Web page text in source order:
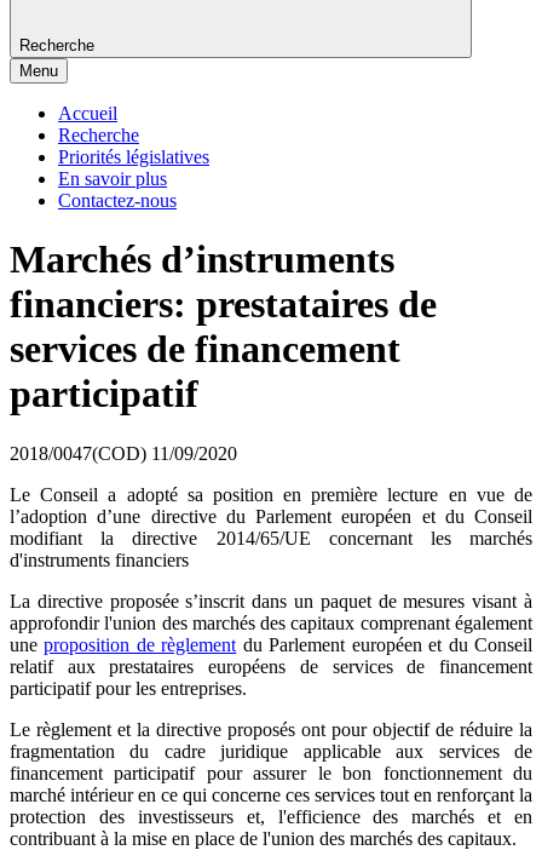
Recherche
Menu
Accueil
Recherche
Priorités législatives
En savoir plus
Contactez-nous
Marchés d’instruments
financiers: prestataires de
services de financement
participatif
2018/0047(COD) 11/09/2020
Le Conseil a adopté sa position en première lecture en vue de
l’adoption d’une directive du Parlement européen et du Conseil
modifiant la directive 2014/65/UE concernant les marchés
d'instruments financiers
La directive proposée s’inscrit dans un paquet de mesures visant à
approfondir l'union des marchés des capitaux comprenant également
uneproposition de règlement du Parlement européen et du Conseil
relatif aux prestataires européens de services de financement
participatif pour les entreprises.
Le règlement et la directive proposés ont pour objectif de réduire la
fragmentation du cadre juridique applicable aux services de
financement participatif pour assurer le bon fonctionnement du
marché intérieur en ce qui concerne ces services tout en renforçant la
protection des investisseurs et, l'efficience des marchés et en
contribuant à la mise en place de l'union des marchés des capitaux.